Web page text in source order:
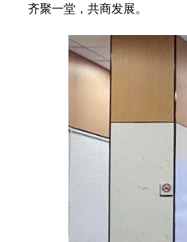
齐聚一堂，共商发展。